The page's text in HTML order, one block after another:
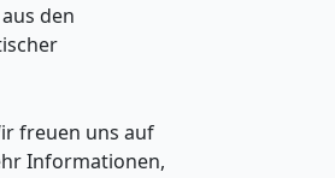
den
freuen uns auf
Informationen,